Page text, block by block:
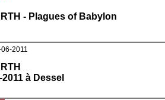
- Plagues of Babylon
2011
2011 à Dessel